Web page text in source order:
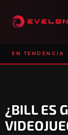
EN TENDENCIA
¿BILL ES